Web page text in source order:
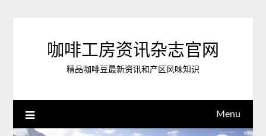
咖啡工房资讯杂志官网
精品咖啡豆最新资讯和产区风味知识
Menu